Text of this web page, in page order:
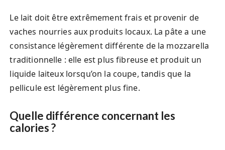
Le lait doit être extrêmement frais et provenir de
vaches nourries aux produits locaux. La pâte a une
consistance légèrement différente de la mozzarella
traditionnelle : elle est plus fibreuse et produit un
liquide laiteux lorsqu’on la coupe, tandis que la
pellicule est légèrement plus fine.
Quelle différence concernant les
calories ?